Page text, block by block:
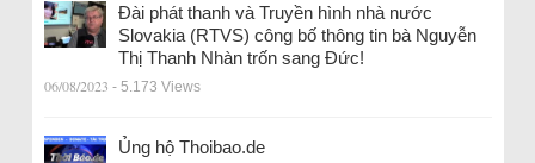
Đài phát thanh và Truyền hình nhà nước
Slovakia (RTVS) công bố thông tin bà Nguyễn
Thị Thanh Nhàn trốn sang Đức!
06/08/2023 - 5.173 Views
Ủng hộ Thoibao.de